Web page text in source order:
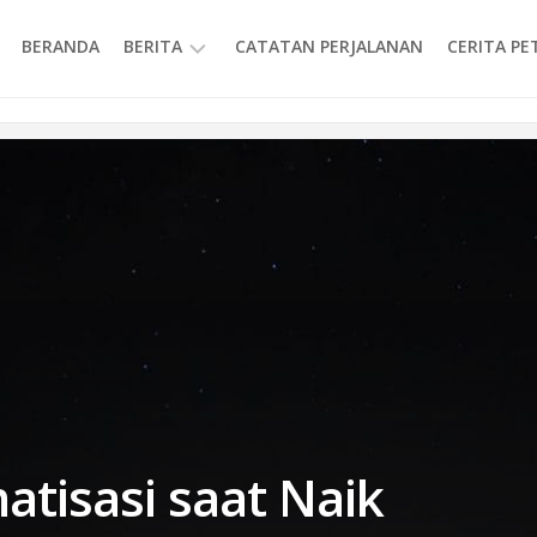
BERANDA BERITA CATATAN PERJALANAN CERITA
saat Naik